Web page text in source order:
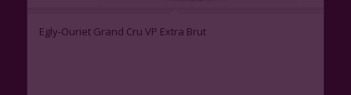
Egly-Ouriet Grand Cru VP Extra Brut